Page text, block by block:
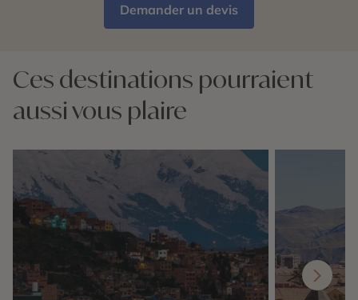
Demander un devis
Ces destinations pourraient
aussi vous plaire